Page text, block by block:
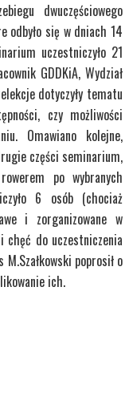
dwuczęściowego
odbyło się w dniach 14
uczestniczyło 21
GDDKiA, Wydział
dotyczyły tematu
czy możliwości
Omawiano kolejne,
części seminarium,
po wybranych
6 osób (chociaż
i zorganizowane w
chęć do uczestniczenia
poprosił o
ich.